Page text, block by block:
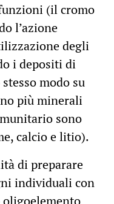
(il cromo
l’azione
degli
i depositi di
modo su
più minerali
sono
calcio e litio).
di preparare
individuali con